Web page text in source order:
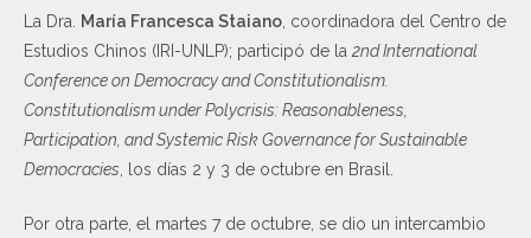
La Dra. María Francesca Staiano , coordinadora del Centro de
Estudios Chinos (IRI-UNLP); participó de la 2nd International
Conference on Democracy and Constitutionalism.
Constitutionalism under Polycrisis: Reasonableness,
Participation, and Systemic Risk Governance for Sustainable
Democracies , los días 2 y 3 de octubre en Brasil.
Por otra parte, el martes 7 de octubre, se dio un intercambio